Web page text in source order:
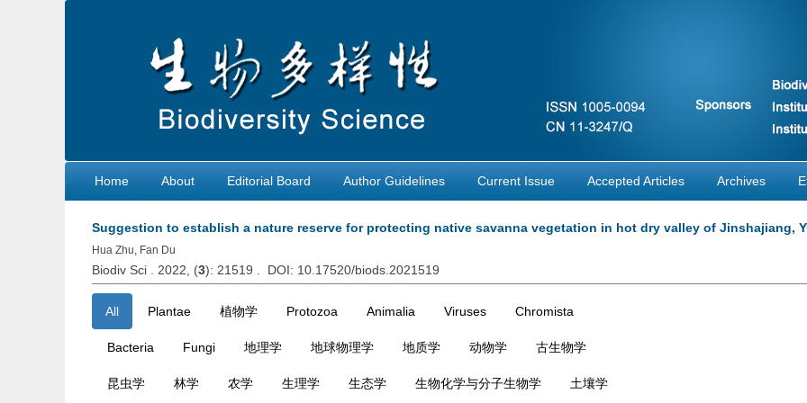
Home About Editorial Board Author Guidelines Current Issue Accepted Articles Archives
Suggestion to establish a nature reserve for protecting native savanna vegetation in hot dry valley of Jinshajiang,
Hua Zhu, Fan Du
Biodiv Sci . 2022, (3): 21519 . DOI: 10.17520/biods.2021519
All Plantae 植物学 Protozoa Animalia Viruses Chromista
Bacteria Fungi 地理学 地球物理学 地质学 动物学 古生物学
昆虫学 林学 农学 生理学 生态学 生物化学与分子生物学 土壤学